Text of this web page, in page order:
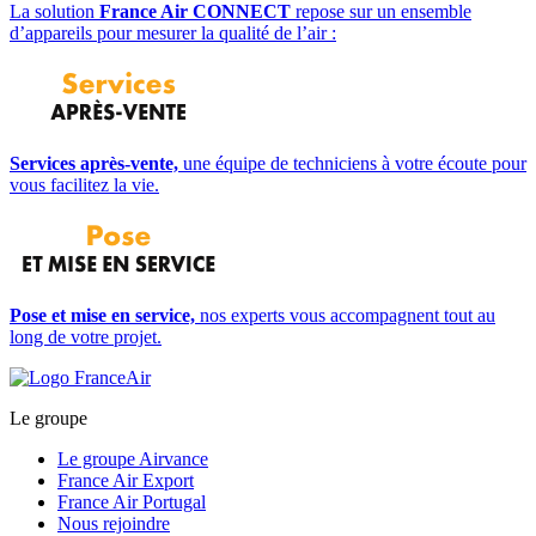
La solution France Air CONNECT repose sur un ensemble
d’appareils pour mesurer la qualité de l’air :
Services après-vente, une équipe de techniciens à votre écoute pour
vous facilitez la vie.
Pose et mise en service, nos experts vous accompagnent tout au
long de votre projet.
Le groupe
Le groupe Airvance
France Air Export
France Air Portugal
Nous rejoindre